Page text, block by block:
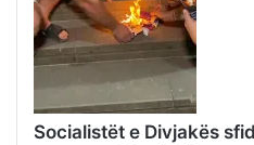
Socialistët e Divjakës